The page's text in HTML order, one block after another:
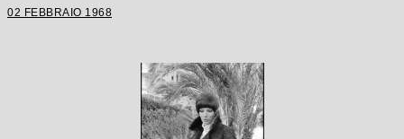
02 FEBBRAIO 1968